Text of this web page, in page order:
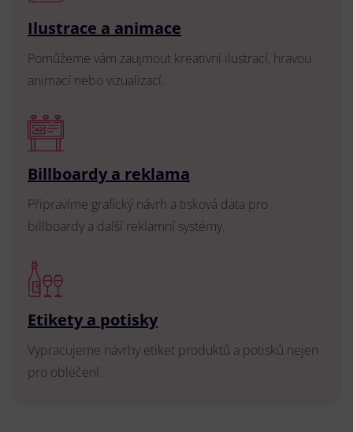
Ilustrace a animace
Pomůžeme vám zaujmout kreativní ilustrací, hravou
animací nebo vizualizací.
Billboardy a reklama
Připravíme grafický návrh a tisková data pro
billboardy a další reklamní systémy.
Etikety a potisky
Vypracujeme návrhy etiket produktů a potisků nejen
pro oblečení.